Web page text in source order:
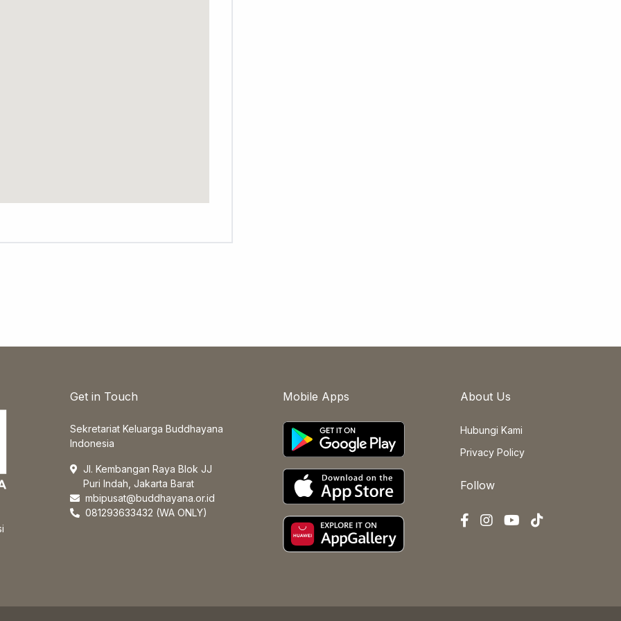
Get in Touch
Sekretariat Keluarga Buddhayana
Indonesia
Jl. Kembangan Raya Blok JJ
Puri Indah, Jakarta Barat
mbipusat@buddhayana.or.id
081293633432 (WA ONLY)
Mobile Apps About Us
Hubungi Kami
Privacy Policy
Follow